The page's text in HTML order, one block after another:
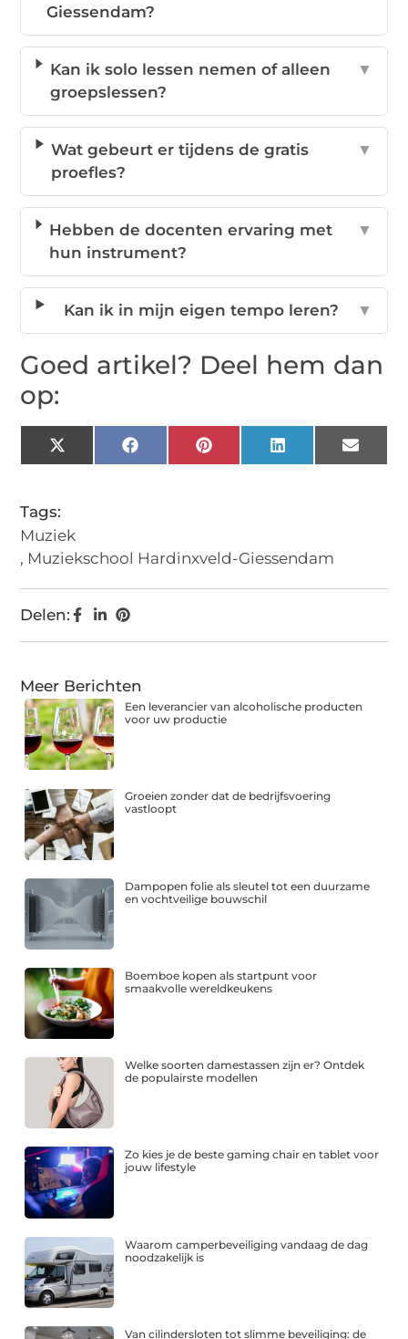
Giessendam?
Kan ik solo lessen nemen of alleen
groepslessen?
▼
Wat gebeurt er tijdens de gratis
proefles?
▼
Hebben de docenten ervaring met
hun instrument?
▼
Kan ik in mijn eigen tempo leren? ▼
Goed artikel? Deel hem dan
op:
X
(Twitter)
FacebookPinterestLinkedIn Email
Tags:
Muziek
, Muziekschool Hardinxveld-Giessendam
Delen:
Meer Berichten
Een leverancier van alcoholische producten
voor uw productie
Groeien zonder dat de bedrijfsvoering
vastloopt
Dampopen folie als sleutel tot een duurzame
en vochtveilige bouwschil
Boemboe kopen als startpunt voor
smaakvolle wereldkeukens
Welke soorten damestassen zijn er? Ontdek
de populairste modellen
Zo kies je de beste gaming chair en tablet voor
jouw lifestyle
Waarom camperbeveiliging vandaag de dag
noodzakelijk is
Van cilindersloten tot slimme beveiliging: de